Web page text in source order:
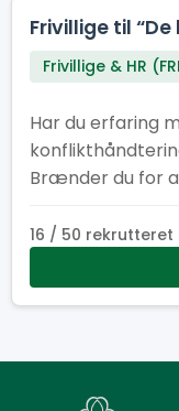
Frivillige til
Frivillige & HR
Har du erfaring
Brænder du for
vores
Tryghedsværter
også findes på
16 / 50 rekrutteret